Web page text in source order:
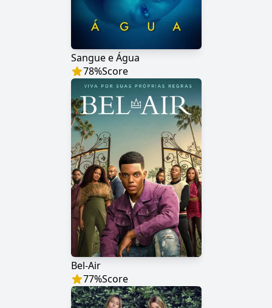
Sangue e Água
78%Score
Bel-Air
77%Score